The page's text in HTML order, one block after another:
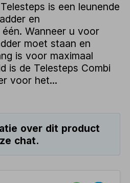
is een leunende
en
Wanneer u voor
moet staan en
is voor maximaal
is de Telesteps Combi
voor het...
over dit product
chat.